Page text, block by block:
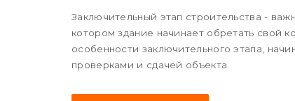
Заключительный этап строительства -
котором здание начинает обретать свой
особенности заключительного этапа,
проверками и сдачей объекта.